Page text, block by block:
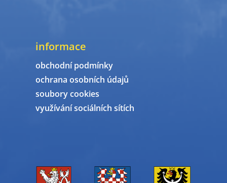
informace
obchodní podmínky
ochrana osobních údajů
soubory cookies
využívání sociálních sítích